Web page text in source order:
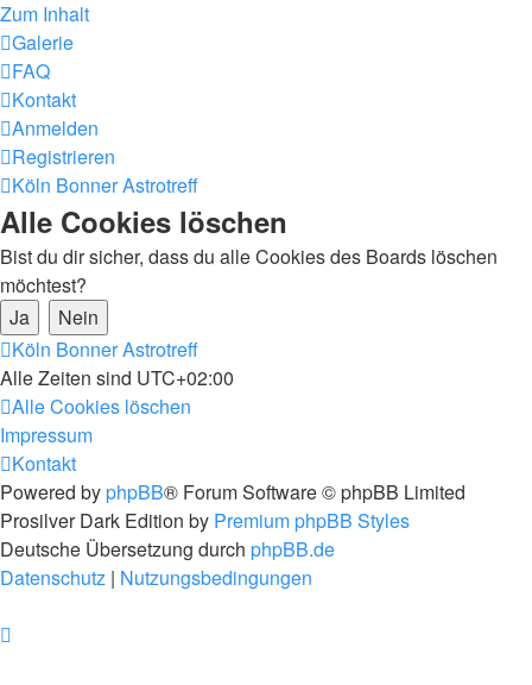
Zum Inhalt
Galerie
FAQ
Kontakt
Anmelden
Registrieren
Köln Bonner Astrotreff
Alle Cookies löschen
Bist du dir sicher, dass du alle Cookies des Boards löschen
möchtest?
Köln Bonner Astrotreff
Alle Zeiten sind UTC+02:00
Alle Cookies löschen
Impressum
Kontakt
Powered byphpBB® Forum Software © phpBB Limited
Prosilver Dark Edition by Premium phpBB Styles
Deutsche Übersetzung durch phpBB.de
Datenschutz | Nutzungsbedingungen